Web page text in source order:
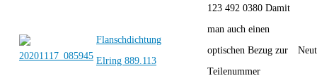
Flanschdichtung
Elring 889.113
123 492 0380 Damit
man auch einen
optischen Bezug zur
Teilenummer